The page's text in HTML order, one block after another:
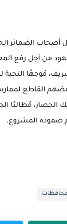
الضمائر
من أجل رفع
مُوجهًا
القاطع
مُطالبًا
صموده المشروع.